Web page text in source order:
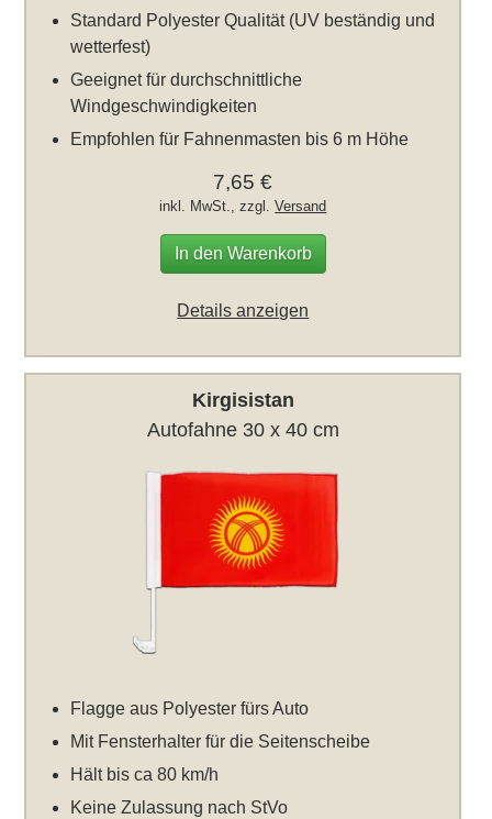
Standard Polyester Qualität (UV beständig und
wetterfest)
Geeignet für durchschnittliche
Windgeschwindigkeiten
Empfohlen für Fahnenmasten bis 6 m Höhe
7,65 €
inkl. MwSt., zzgl.Versand
In den Warenkorb
Details anzeigen
Kirgisistan
Autofahne 30 x 40 cm
Flagge aus Polyester fürs Auto
Mit Fensterhalter für die Seitenscheibe
Hält bis ca 80 km/h
Keine Zulassung nach StVo